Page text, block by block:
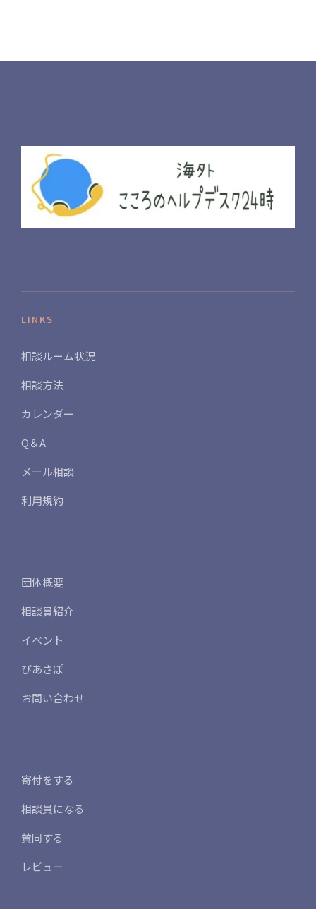
LINKS
相談ルーム状況
相談方法
カレンダー
Q＆A
メール相談
利用規約
団体概要
相談員紹介
イベント
ぴあさぽ
お問い合わせ
寄付をする
相談員になる
賛同する
レビュー